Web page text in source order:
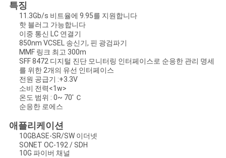
특징
11.3Gb/s 비트율에 9.95를 지원합니다
핫 블러그 가능합니다
이중 통신 LC 연결기
850nm VCSEL 송신기, 핀 광검파기
MMF 링크 최고 300m
SFF 8472 디지털 진단 모니터링 인터페이스로 순응한 관리 명세
를 위한 2개의 유선 인터페이스
전원 공급기 :+3.3V
소비 전력<1w>
온도 범위 : 0~ 70' Ｃ
순응한 로에스
애플리케이션
10GBASE-SR/SW 이더넷
SONET OC-192 / SDH
10G 파이버 채널